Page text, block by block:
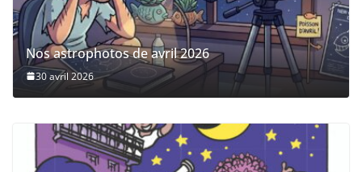
Nos astrophotos de avril 2026
30 avril 2026